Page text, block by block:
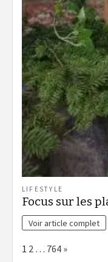
LIFESTYLE
Focus sur les
Voir article complet
Page:
1 2 … 764 Next
»